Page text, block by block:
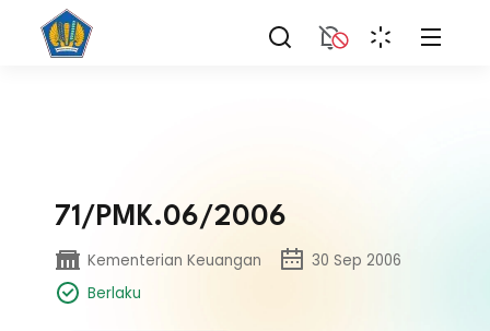
71/PMK.06/2006
Kementerian Keuangan
30 Sep 2006
Berlaku